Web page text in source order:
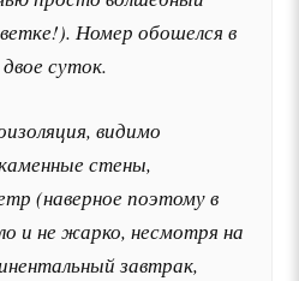
Номер обошелся в
суток.
видимо
стены,
(наверное поэтому в
и не жарко, несмотря на
завтрак,